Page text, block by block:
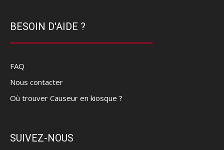
BESOIN D'AIDE ?
FAQ
Nous contacter
Où trouver Causeur en kiosque ?
SUIVEZ-NOUS